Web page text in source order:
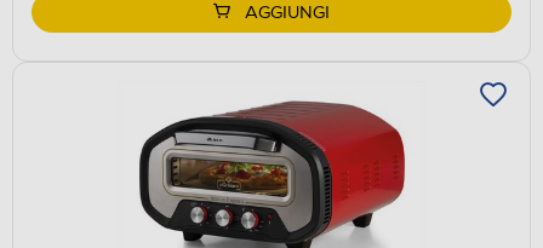
AGGIUNGI